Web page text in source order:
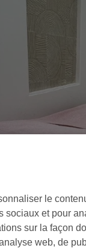
le
sociaux et pour
sur la façon
web, de